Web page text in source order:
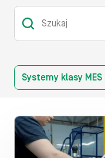
Submit
Edukacja
Systemy klasy MES